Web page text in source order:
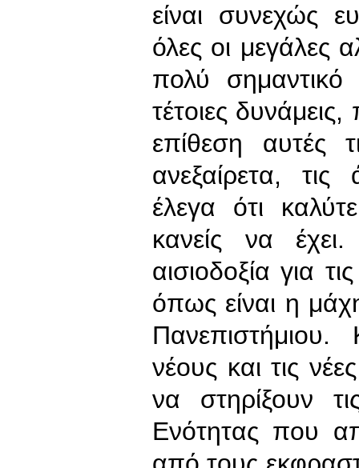
είναι συνεχώς
όλες οι μεγάλες
πολύ
τέτοιες
επίθεση αυτές
ανεξαίρετα,
έλεγα ότι
κανείς να
αισιοδοξία για
όπως είναι η
Πανεπιστήμιου.
νέους και τις
να στηρίξουν
Ενότητας που